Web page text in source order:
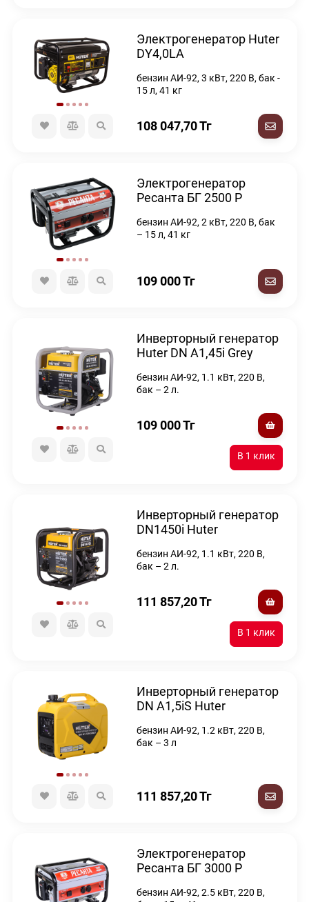
Электрогенератор Huter
DY4,0LA
бензин АИ-92, 3 кВт, 220 В, бак -
15 л, 41 кг
108 047,70Тг
Электрогенератор
Ресанта БГ 2500 Р
бензин АИ-92, 2 кВт, 220 В, бак
– 15 л, 41 кг
109 000Тг
Инверторный генератор
Huter DN A1,45i Grey
бензин АИ-92, 1.1 кВт, 220 В,
бак – 2 л.
109 000Тг
Инверторный генератор
DN1450i Huter
бензин АИ-92, 1.1 кВт, 220 В,
бак – 2 л.
111 857,20Тг
Инверторный генератор
DN А1,5iS Huter
бензин АИ-92, 1.2 кВт, 220 В,
бак – 3 л
111 857,20Тг
Электрогенератор
Ресанта БГ 3000 Р
бензин АИ-92, 2.5 кВт, 220 В,